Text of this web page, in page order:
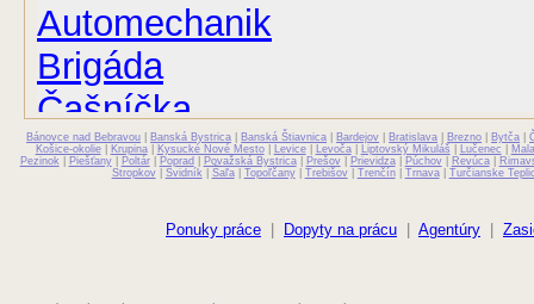
Automechanik
Brigáda
Čašníčka
Čašník
Farmaceut
Bánovce nad Bebravou Banská Bystrica Banská Štiavnica Bardejov Bratislava Brezno Bytča |
Košice-okolie| Krupina| Kysucké Nové Mesto| Levice| Levoča| Liptovský Mikuláš Lučenec
Pezinok
Piešťany| Poltár| Poprad Považská Bystrica| Prešov| Prievidza| Púchov| Revúca|
Stropkov| Svidník Šaľa| Topoľčany| Trebišov| Trenčín| Trnava| Turčianske
Ponuky práce Dopyty na prácu Agentúry